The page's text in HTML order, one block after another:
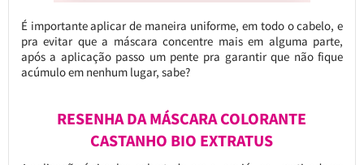
É importante aplicar de maneira uniforme, em todo o cabelo, e
pra evitar que a máscara concentre mais em alguma parte,
após a aplicação passo um pente pra garantir que não fique
acúmulo em nenhum lugar, sabe?
RESENHA DA MÁSCARA COLORANTE
CASTANHO BIO EXTRATUS